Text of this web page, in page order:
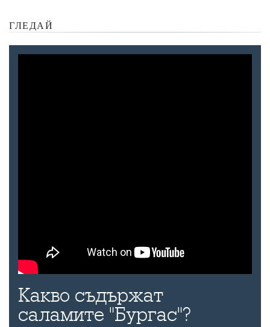
ГЛЕДАЙ
Какво съдържат
саламите "Бургас"?